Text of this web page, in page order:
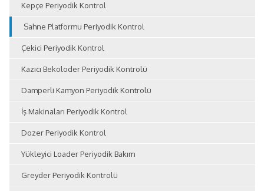
Kepçe Periyodik Kontrol
Sahne Platformu Periyodik Kontrol
Çekici Periyodik Kontrol
Kazıcı Bekoloder Periyodik Kontrolü
Damperli Kamyon Periyodik Kontrolü
İş Makinaları Periyodik Kontrol
Dozer Periyodik Kontrol
Yükleyici Loader Periyodik Bakım
Greyder Periyodik Kontrolü